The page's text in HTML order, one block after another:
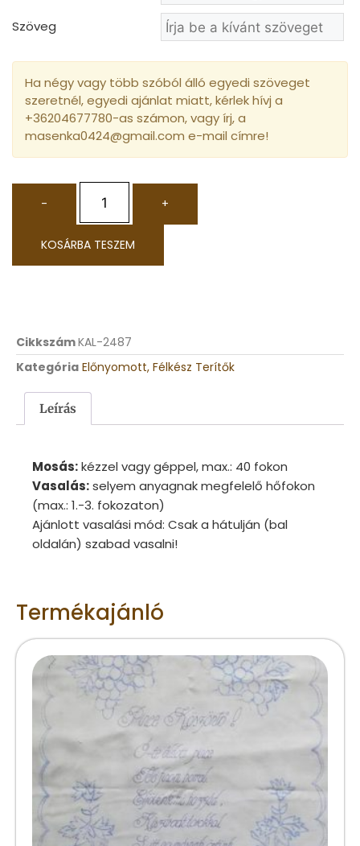
Szöveg
Ha négy vagy több szóból álló egyedi szöveget
szeretnél, egyedi ajánlat miatt, kérlek hívj a
+36204677780-as számon, vagy írj, a
masenka0424@gmail.com e-mail címre!
- +
KOSÁRBA TESZEM
CikkszámKAL-2487
Kategória Előnyomott, Félkész Terítők
Leírás
Mosás:kézzel vagy géppel, max.: 40 fokon
Vasalás:selyem anyagnak megfelelő hőfokon
(max.: 1.-3. fokozaton)
Ajánlott vasalási mód: Csak a hátulján (bal
oldalán) szabad vasalni!
Termékajánló